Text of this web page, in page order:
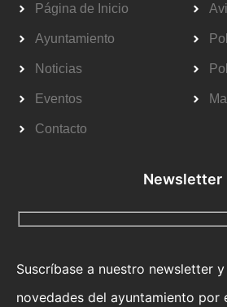
Página de Inicio
Ayuntamiento
Noticias
Eventos
Contacto
Newsletter
Suscríbase a nuestro newsletter
novedades del ayuntamiento por